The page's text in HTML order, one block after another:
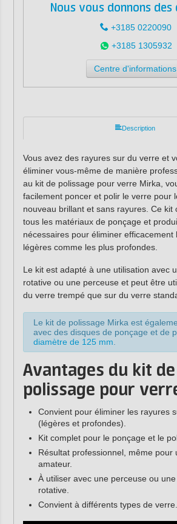
Nous vous donnons des
+3185 0220090
+3185 1305932
Centre d'informations
Description
Vous avez des rayures sur du verre et
éliminer vous-même de manière
au kit de polissage pour verre Mirka,
facilement poncer et polir le verre pour
nouveau brillant et sans rayures. Ce kit
tous les matériaux de ponçage et
nécessaires pour éliminer efficacement
légères comme les plus profondes.
Le kit est adapté à une utilisation avec
rotative ou une perceuse et peut être
du verre trempé que sur du verre
Le kit de polissage Mirka est
avec des disques de ponçage et de
diamètre de 125 mm.
Avantages du kit de
polissage pour
Convient pour éliminer les rayures
(légères et profondes).
Kit complet pour le ponçage et le
Résultat professionnel, même pour
amateur.
À utiliser avec une perceuse ou
rotative.
Convient à différents types de verre.